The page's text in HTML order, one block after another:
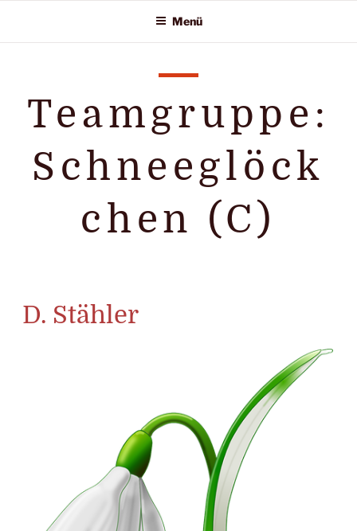
springen
Menü
Teamgruppe:
Schneeglöck
chen (C)
D. Stähler